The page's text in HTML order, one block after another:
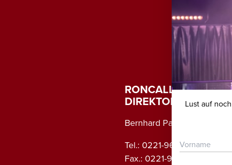
RONCALLI-
DIREKTOR
Bernhard Paul
Tel.: 0221-96 494 0
Fax.: 0221-96 494 32
Lust auf